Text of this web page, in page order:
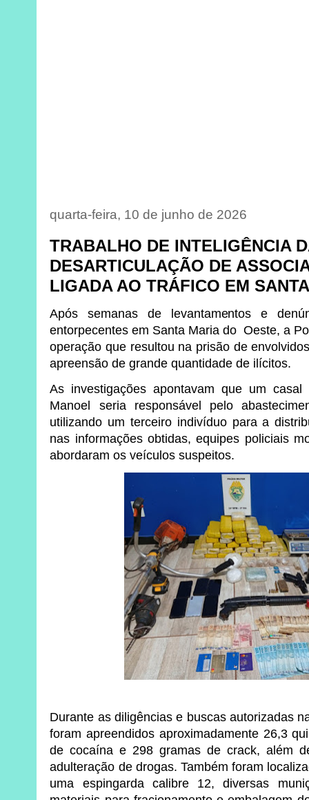
quarta-feira, 10 de junho de 2026
TRABALHO DE INTELIGÊNCIA
DESARTICULAÇÃO DE
LIGADA AO TRÁFICO EM
Após semanas de levantamentos e
entorpecentes em Santa Maria do Oeste, a
operação que resultou na prisão de
apreensão de grande quantidade de ilícitos.
As investigações apontavam que um
Manoel seria responsável pelo
utilizando um terceiro indivíduo para a
nas informações obtidas, equipes policiais
abordaram os veículos suspeitos.
Durante as diligências e buscas autorizadas
foram apreendidos aproximadamente 26,3
de cocaína e 298 gramas de crack, além
adulteração de drogas. Também foram
uma espingarda calibre 12, diversas